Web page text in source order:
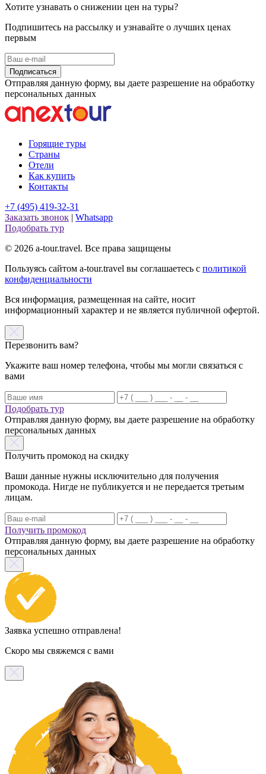
Хотите узнавать о снижении цен на туры?
Подпишитесь на рассылку и узнавайте о лучших ценах
первым
Подписаться
Отправляя данную форму, вы даете разрешение на обработку
персональных данных
Горящие туры
Страны
Отели
Как купить
Контакты
+7 (495) 419-32-31
Заказать звонок | Whatsapp
Подобрать тур
© 2026 a-tour.travel. Все права защищены
Пользуясь сайтом a-tour.travel вы соглашаетесь с политикой
конфиденциальности
Вся информация, размещенная на сайте, носит
информационный характер и не является публичной офертой.
Перезвонить вам?
Укажите ваш номер телефона, чтобы мы могли связаться с
вами
Подобрать тур
Отправляя данную форму, вы даете разрешение на обработку
персональных данных
Получить промокод на скидку
Ваши данные нужны исключительно для получения
промокода. Нигде не публикуется и не передается третьим
лицам.
Получить промокод
Отправляя данную форму, вы даете разрешение на обработку
персональных данных
Заявка успешно отправлена!
Скоро мы свяжемся с вами